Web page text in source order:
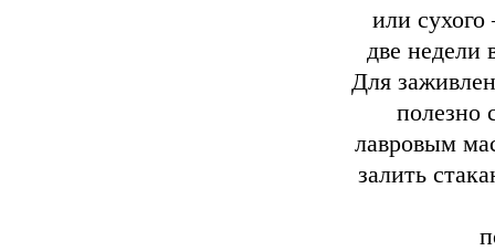
или сухого
две недели
Для
полезно
лавровым
залить